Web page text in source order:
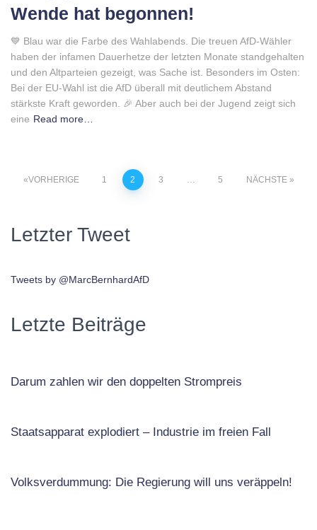
Wende hat begonnen!
💙 Blau war die Farbe des Wahlabends. Die treuen AfD-Wähler
haben der infamen Dauerhetze der letzten Monate standgehalten
und den Altparteien gezeigt, was Sache ist. Besonders im Osten:
Bei der EU-Wahl ist die AfD überall mit deutlichem Abstand
stärkste Kraft geworden. 🎉 Aber auch bei der Jugend zeigt sich
eine Read more…
Beitragsnavigation
VORHERIGE 1 2 3 … 5 NÄCHSTE
Letzter Tweet
Tweets by @MarcBernhardAfD
Letzte Beiträge
Darum zahlen wir den doppelten Strompreis
Staatsapparat explodiert – Industrie im freien Fall
Volksverdummung: Die Regierung will uns veräppeln!